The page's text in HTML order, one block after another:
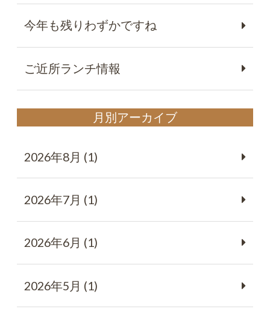
今年も残りわずかですね
ご近所ランチ情報
月別アーカイブ
2026年8月 (1)
2026年7月 (1)
2026年6月 (1)
2026年5月 (1)